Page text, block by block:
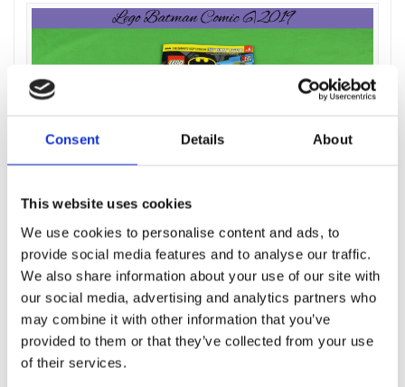
Consent Details About
This website uses cookies
We use cookies to personalise content and ads, to
provide social media features and to analyse our traffic.
We also share information about your use of our site with
our social media, advertising and analytics partners who
may combine it with other information that you’ve
provided to them or that they’ve collected from your use
of their services.
Lego Batman Comic 6|2019
vonBricks4City inNeue Sets
an 30. November 2019
0
Lesedauer < 1
Minute
Der sechste Lego Batman Comic kommt mit einer
Minifigur von Batman persönlich daher. Angezogen
ist er in seiner Kampfrüstung, welche er für sein